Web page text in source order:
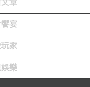
重蹈走三窪坑步
章
饗宴
家
樂